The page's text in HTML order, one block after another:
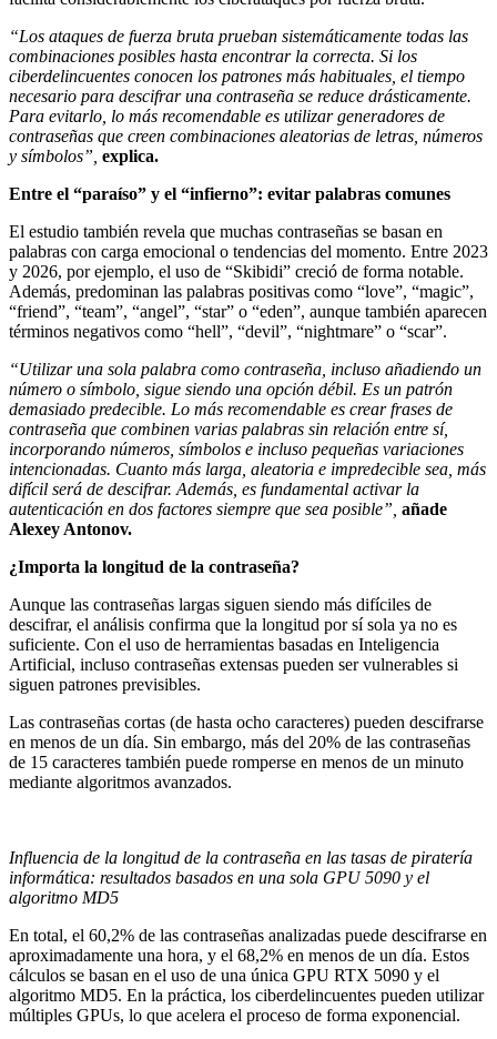
“Los ataques de fuerza bruta prueban sistemáticamente todas las
combinaciones posibles hasta encontrar la correcta. Si los
ciberdelincuentes conocen los patrones más habituales, el tiempo
necesario para descifrar una contraseña se reduce drásticamente.
Para evitarlo, lo más recomendable es utilizar generadores de
contraseñas que creen combinaciones aleatorias de letras, números
y símbolos”, explica.
Entre el “paraíso” y el “infierno”: evitar palabras comunes
El estudio también revela que muchas contraseñas se basan en
palabras con carga emocional o tendencias del momento. Entre 2023
y 2026, por ejemplo, el uso de “Skibidi” creció de forma notable.
Además, predominan las palabras positivas como “love”, “magic”,
“friend”, “team”, “angel”, “star” o “eden”, aunque también aparecen
términos negativos como “hell”, “devil”, “nightmare” o “scar”.
“Utilizar una sola palabra como contraseña, incluso añadiendo un
número o símbolo, sigue siendo una opción débil. Es un patrón
demasiado predecible. Lo más recomendable es crear frases de
contraseña que combinen varias palabras sin relación entre sí,
incorporando números, símbolos e incluso pequeñas variaciones
intencionadas. Cuanto más larga, aleatoria e impredecible sea, más
difícil será de descifrar. Además, es fundamental activar la
autenticación en dos factores siempre que sea posible”, añade
Alexey Antonov.
¿Importa la longitud de la contraseña?
Aunque las contraseñas largas siguen siendo más difíciles de
descifrar, el análisis confirma que la longitud por sí sola ya no es
suficiente. Con el uso de herramientas basadas en Inteligencia
Artificial, incluso contraseñas extensas pueden ser vulnerables si
siguen patrones previsibles.
Las contraseñas cortas (de hasta ocho caracteres) pueden descifrarse
en menos de un día. Sin embargo, más del 20% de las contraseñas
de 15 caracteres también puede romperse en menos de un minuto
mediante algoritmos avanzados.
Influencia de la longitud de la contraseña en las tasas de piratería
informática: resultados basados en una sola GPU 5090 y el
algoritmo MD5
En total, el 60,2% de las contraseñas analizadas puede descifrarse en
aproximadamente una hora, y el 68,2% en menos de un día. Estos
cálculos se basan en el uso de una única GPU RTX 5090 y el
algoritmo MD5. En la práctica, los ciberdelincuentes pueden utilizar
múltiples GPUs, lo que acelera el proceso de forma exponencial.